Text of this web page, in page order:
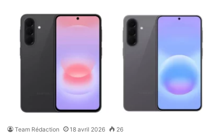
Team Rédaction 18 avril 2026 26